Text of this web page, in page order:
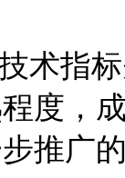
指标
度，
推广